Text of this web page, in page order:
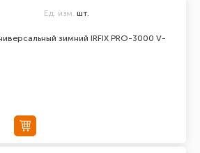
зимний IRFIX PRO-3000 V-
Ед. изм. шт.